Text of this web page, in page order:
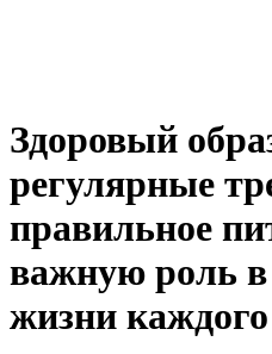
Здоровый
регулярные
правильное
важную роль в
жизни